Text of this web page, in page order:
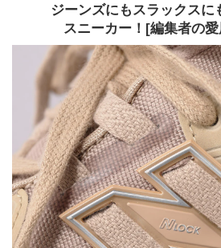
ジーンズにもスラックスに
スニーカー！[編集者の